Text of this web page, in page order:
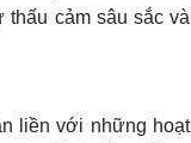
cảm sâu sắc và
liền với những hoạt